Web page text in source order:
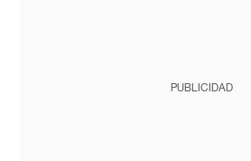
PUBLICIDAD